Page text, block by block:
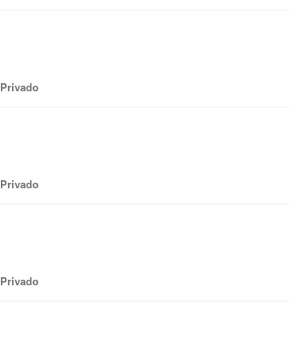
Privado
Privado
Privado